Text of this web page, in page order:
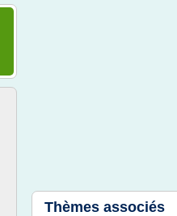
Thèmes associés